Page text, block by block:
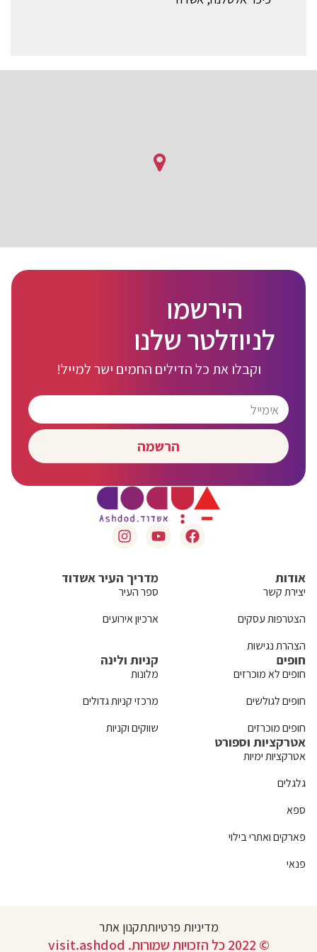
הירשמו
לניוזלטר שלנו
וקבלו את כל הדילים החמים ישר למייל!
הרשמה
אודות
יצירת קשר
הצטרפות עסקים
הצהרת נגישות
מדריך העיר אשדוד
ספר העיר
ארכיון אירועים
חופים
חופים לא מוכרזים
חופים לגולשים
חופים מוכרזים
קניות ולינה
מלונות
מרכזי קניות גדולים
שווקים וקניות
אטרקציות וספורט
אטרקציות ימיות
גלגלים
ספא
פארקים ואתרי בילוי
פנאי
מדיניות פרטיותתקנון אתר
© 2022 כל הזכויות שמורות. visit.ashdod